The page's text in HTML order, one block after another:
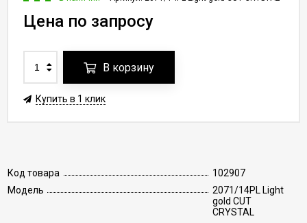
Код товара
102907
Модель
2071/14PL Light
gold CUT
CRYSTAL
Цена по запросу
В корзину
Купить в 1 клик